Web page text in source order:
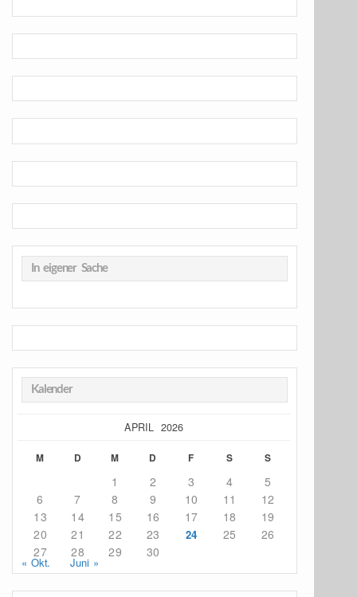
In eigener Sache
Kalender
APRIL 2026
M D M D F S S
1 2 3 4
5
6
7 8 9 10 11
12
13
14 15 16 17 18
19
20
21 22 23 24 25
26
27
28 29 30
« Okt. Juni »